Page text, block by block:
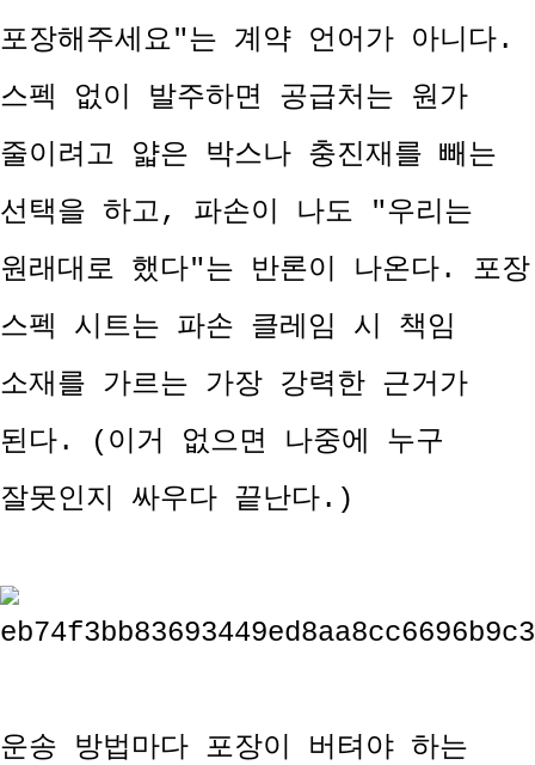
포장해주세요"는 계약 언어가 아니다.
스펙 없이 발주하면 공급처는 원가
줄이려고 얇은 박스나 충진재를 빼는
선택을 하고, 파손이 나도 "우리는
원래대로 했다"는 반론이 나온다. 포장
스펙 시트는 파손 클레임 시 책임
소재를 가르는 가장 강력한 근거가
된다. (이거 없으면 나중에 누구
잘못인지 싸우다 끝난다.)
운송 방법마다 포장이 버텨야 하는